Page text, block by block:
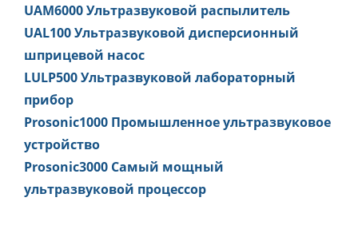
UAM6000 Ультразвуковой распылитель
UAL100 Ультразвуковой дисперсионный
шприцевой насос
LULP500 Ультразвуковой лабораторный
прибор
Prosonic1000 Промышленное ультразвуковое
устройство
Prosonic3000 Самый мощный
ультразвуковой процессор